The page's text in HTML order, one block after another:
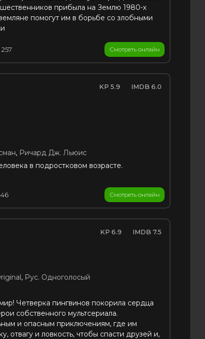
прибыла на Землю 1980-х
помогут им в борьбе со злобными
257 Смотреть онлайн
5.9 6.0
, Ричард Дж. Льюис
в подростковом возрасте.
Смотреть онлайн
6.9 7.5
, Рус. Одноголосый
Четверка пингвинов покорила сердца
собственного мультсериала.
и опасным приключениям, где им
отвагу и ловкость, чтобы спасти друзей и,